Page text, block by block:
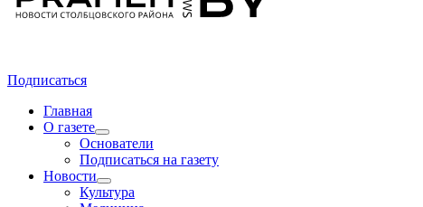
Подписаться
Главная
О газете
Основатели
Подписаться на газету
Новости
Культура